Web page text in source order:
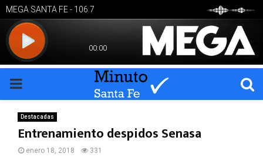
PRIMARY
MENU
Destacadas
Entrenamiento despidos Senasa
enero 18, 2018 331